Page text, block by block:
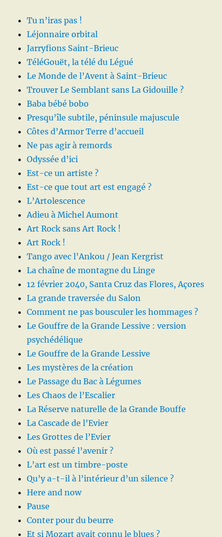
Tu n’iras pas !
Léjonnaire orbital
Jarryfions Saint-Brieuc
TéléGouët, la télé du Légué
Le Monde de l’Avent à Saint-Brieuc
Trouver Le Semblant sans La Gidouille ?
Baba bébé bobo
Presqu’île subtile, péninsule majuscule
Côtes d’Armor Terre d’accueil
Ne pas agir à remords
Odyssée d’ici
Est-ce un artiste ?
Est-ce que tout art est engagé ?
L’Artolescence
Adieu à Michel Aumont
Art Rock sans Art Rock !
Art Rock !
Tango avec l’Ankou / Jean Kergrist
La chaîne de montagne du Linge
12 février 2040, Santa Cruz das Flores, Açores
La grande traversée du Salon
Comment ne pas bousculer les hommages ?
Le Gouffre de la Grande Lessive : version
psychédélique
Le Gouffre de la Grande Lessive
Les mystères de la création
Le Passage du Bac à Légumes
Les Chaos de l’Escalier
La Réserve naturelle de la Grande Bouffe
La Cascade de l’Evier
Les Grottes de l’Evier
Où est passé l’avenir ?
L’art est un timbre-poste
Qu’y a-t-il à l’intérieur d’un silence ?
Here and now
Pause
Conter pour du beurre
Et si Mozart avait connu le blues ?